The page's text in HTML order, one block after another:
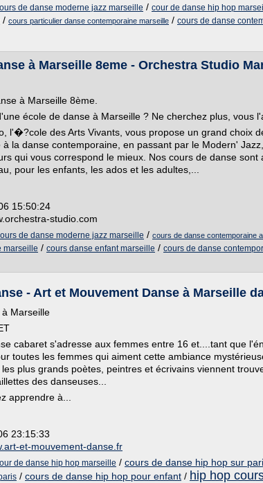
de danse moderne jazz marseille / cour de danse hip hop
/ cours particulier danse contemporaine marseille / cours de danse
à Marseille 8eme - Orchestra Studio
à Marseille 8ème.
école de danse à Marseille ? Ne cherchez plus, vous
l'�?cole des Arts Vivants, vous propose un grand choix
à la danse contemporaine, en passant par le Modern'
qui vous correspond le mieux. Nos cours de danse sont
pour les enfants, les ados et les adultes,...
15:50:24
studio.com
de danse moderne jazz marseille / cours de danse contemporaine
marseille / cours danse enfant marseille / cours de danse
- Art et Mouvement Danse à Marseille
Marseille
cabaret s'adresse aux femmes entre 16 et....tant que
toutes les femmes qui aiment cette ambiance
plus grands poètes, peintres et écrivains viennent
des danseuses...
apprendre à...
23:15:33
et-mouvement-danse.fr
de danse hip hop marseille / cours de danse hip hop sur
/ cours de danse hip hop pour enfant / hip hop